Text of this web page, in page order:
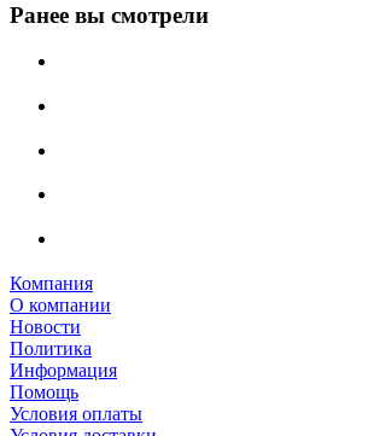
Ранее вы смотрели
Компания
О компании
Новости
Политика
Информация
Помощь
Условия оплаты